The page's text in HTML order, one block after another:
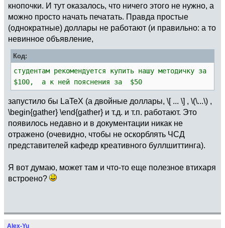
кнопочки. И тут оказалось, что ничего этого не нужно, а
можно просто начать печатать. Правда простые
(однократные) доллары не работают (и правильно: а то
невинное объявление,
Код:
студентам рекомендуется купить нашу методичку за
$100, а к ней пояснения за $50
запустило бы LaTeX (а двойные доллары, \[ ... \] , \(\...\) ,
\begin{gather} \end{gather} и т.д. и т.п. работают. Это
появилось недавно и в документации никак не
отражено (очевидно, чтобы не оскорблять ЧСД
представителей кафедр креативного буллшиттинга).
Я вот думаю, может там и что-то еще полезное втихаря
встроено?
Alex-Yu